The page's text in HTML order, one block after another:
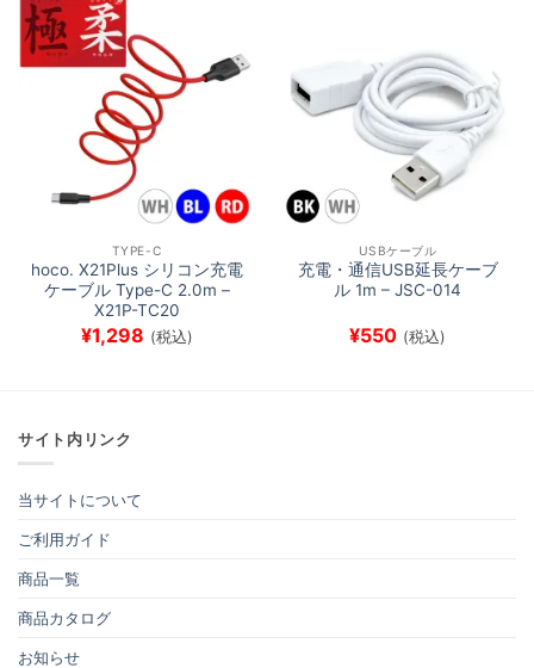
TYPE-C
hoco. X21Plus シリコン充電
ケーブル Type-C 2.0m –
X21P-TC20
¥1,298 (税込)
USBケーブル
充電・通信USB延長ケーブ
ル 1m – JSC-014
¥550 (税込)
サイト内リンク
当サイトについて
ご利用ガイド
商品一覧
商品カタログ
お知らせ